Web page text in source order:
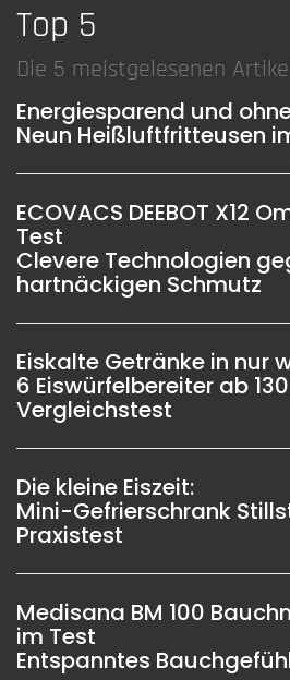
Top 5
Die 5 meistgelesenen
Energiesparend und
Neun Heißluftfritteusen
ECOVACS DEEBOT X12
Test
Clevere Technologien
hartnäckigen Schmutz
Eiskalte Getränke in nur
6 Eiswürfelbereiter ab
Vergleichstest
Die kleine Eiszeit:
Mini-Gefrierschrank
Praxistest
Medisana BM 100
im Test
Entspanntes